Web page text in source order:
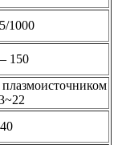
1000
150
плазмоисточником
40